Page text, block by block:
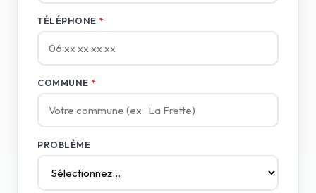
TÉLÉPHONE *
COMMUNE *
PROBLÈME